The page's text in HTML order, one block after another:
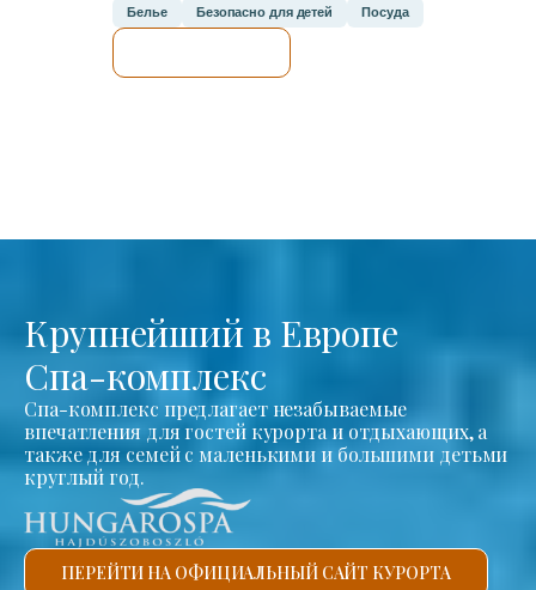
Белье Безопасно для детей Посуда
Крупнейший в Европе
Спа-комплекс
Спа-комплекс предлагает незабываемые
впечатления для гостей курорта и отдыхающих, а
также для семей с маленькими и большими детьми
круглый год.
ПЕРЕЙТИ НА ОФИЦИАЛЬНЫЙ САЙТ КУРОРТА